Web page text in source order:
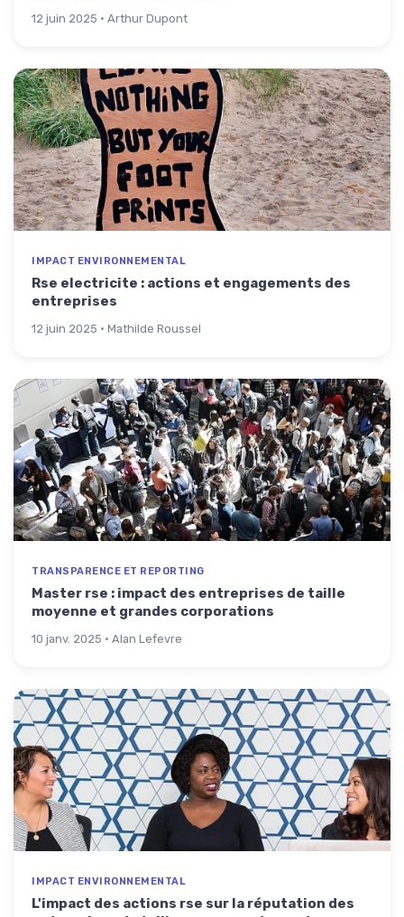
12 juin 2025 · Arthur Dupont
IMPACT ENVIRONNEMENTAL
Rse electricite : actions et engagements des
entreprises
12 juin 2025 · Mathilde Roussel
TRANSPARENCE ET REPORTING
Master rse : impact des entreprises de taille
moyenne et grandes corporations
10 janv. 2025 · Alan Lefevre
IMPACT ENVIRONNEMENTAL
L'impact des actions rse sur la réputation des